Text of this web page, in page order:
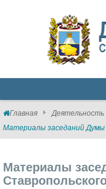
Главная Деятельность
Материалы заседаний Думы
Материалы